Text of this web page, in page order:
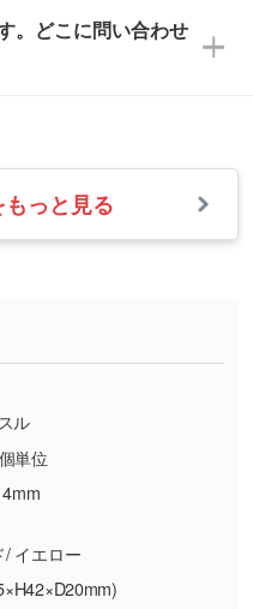
変換してほしい
や濃淡を表現した
て印刷したい／印
チップの指定や、
ております。→
クター部分だけを
の場合、印刷をく
濃い印刷色が、柔
淡い印刷色が映え
色が本体色に合わ
そうな場合は、ス
ることもございま
、至急担当スタッ
の状況を確認し、
障している場合
いた場合
について
】
れた場合、または
ている場合
・交換依頼(商
違い等)
。どこに問い合わせ
メールにてご連絡
質問も受け付けて
間10:00～
っと見る
ル
単位
/ イエロー